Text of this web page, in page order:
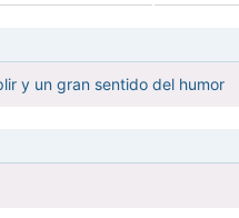
y un gran sentido del humor